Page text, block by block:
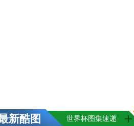
新酷图 世界杯图集速递